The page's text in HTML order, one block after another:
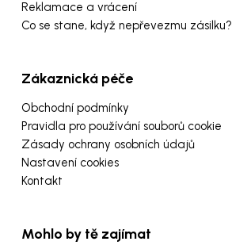
Reklamace a vrácení
Co se stane, když nepřevezmu zásilku?
Zákaznická péče
Obchodní podmínky
Pravidla pro používání souborů cookie
Zásady ochrany osobních údajů
Nastavení cookies
Kontakt
Mohlo by tě zajímat